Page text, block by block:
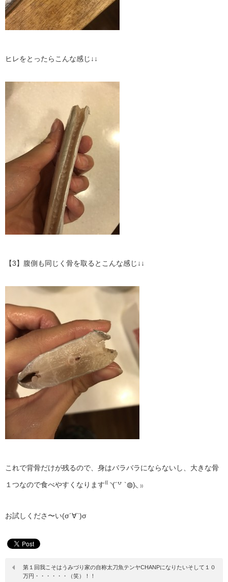
ヒレをとったらこんな感じ↓↓
【3】腹側も同じく骨を取るとこんな感じ↓↓
これで背骨だけが残るので、身はバラバラにならないし、大きな骨
１つなので食べやすくなります⁽⁽ ◝(´꒵ `◍)◟ ₎₎
お試しくださ〜い(σ´∀`)σ
第１回我こそはうみづり家の自称太刀魚テンヤCHANPになりたいそして１０
万円・・・・・・（笑）！！